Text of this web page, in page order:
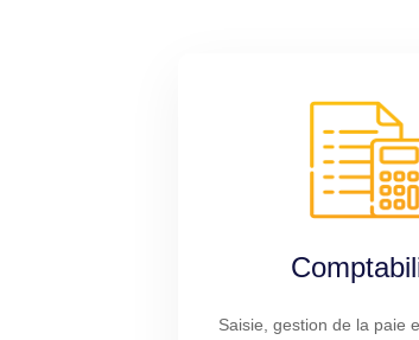
Saisie, gestion de la paie